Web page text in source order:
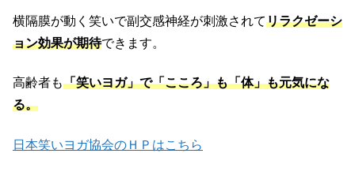
横隔膜が動く笑いで副交感神経が刺激されてリラクゼーシ
ョン効果が期待できます。
高齢者も「笑いヨガ」で「こころ」も「体」も元気にな
る。
日本笑いヨガ協会のＨＰはこちら